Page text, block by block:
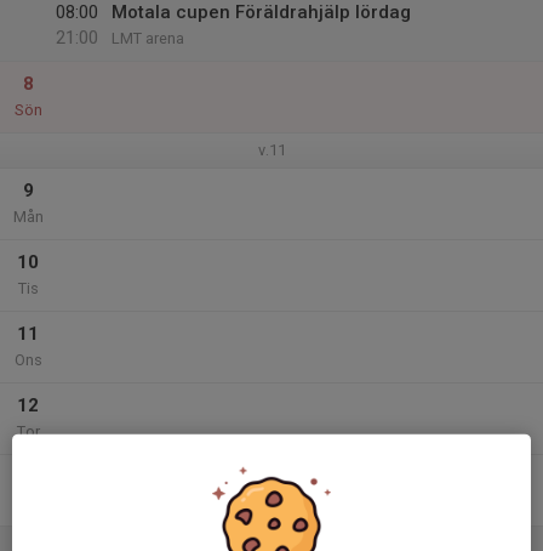
08:00
21:00
Motala cupen Föräldrahjälp lördag
LMT arena
8
Sön
v.11
9
Mån
10
Tis
11
Ons
12
Tor